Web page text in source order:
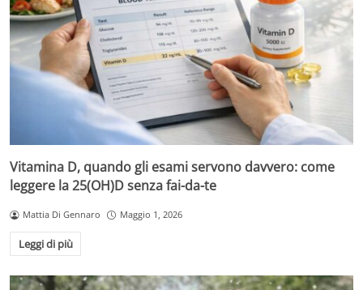
Vitamina D, quando gli esami servono davvero: come
leggere la 25(OH)D senza fai-da-te
Mattia Di Gennaro Maggio 1, 2026
Leggi di più